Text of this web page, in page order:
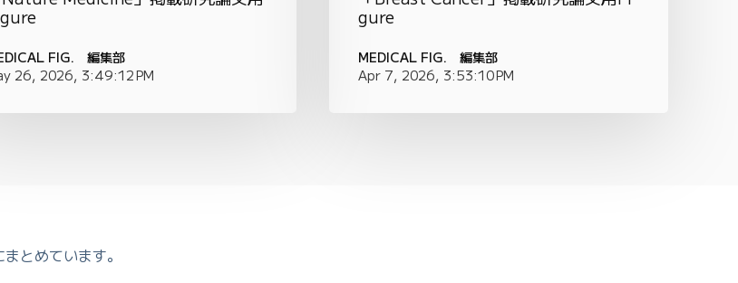
FIG. 編集部
26, 2026, 3:49:12 PM
gure
MEDICAL FIG. 編集部
Apr 7, 2026, 3:53:10 PM
とめています。